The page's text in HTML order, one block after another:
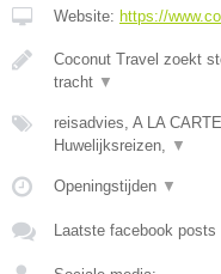
Website: https://
Coconut Travel zoekt
tracht ▼
reisadvies, A LA
Huwelijksreizen, ▼
Openingstijden ▼
Laatste facebook posts